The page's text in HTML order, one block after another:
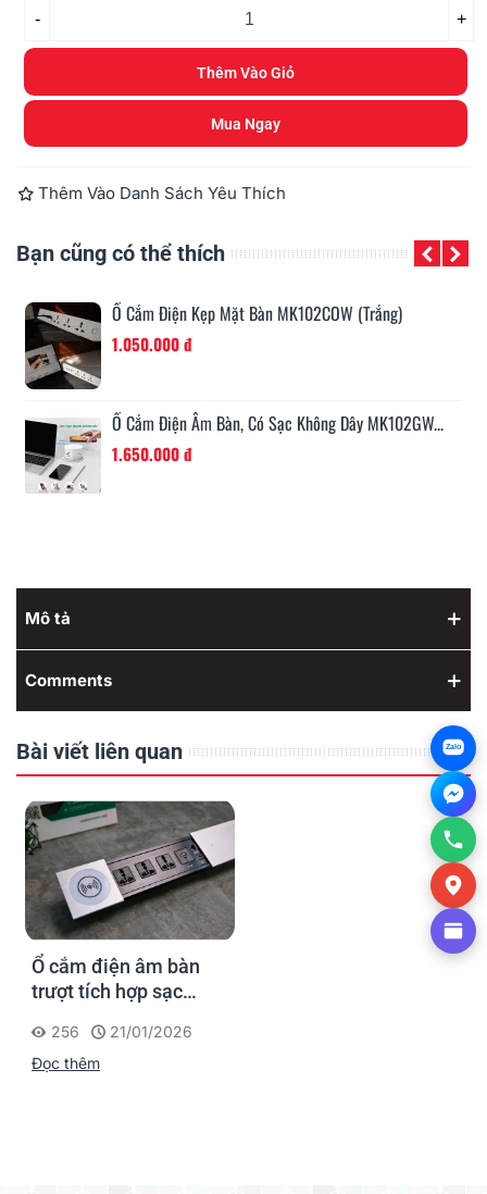
- +
Thêm Vào Giỏ
Mua Ngay
Thêm Vào Danh Sách Yêu Thích
Bạn cũng có thể thích
Ổ Cắm Điện Âm Bàn, Có Sạc Không Dây MK102GB...
1.650.000 đ
Ổ Cắm Điện Âm Bàn Trượt, Có Sạc Không Dây...
2.100.000 đ
Mô tả
Comments
Bài viết liên quan
Ổ cắm điện âm bàn
trượt tích hợp sạc
gọn gàng và hiện đại
cho không gian làm
256
21/01/2026
Đọc thêm
Zalo